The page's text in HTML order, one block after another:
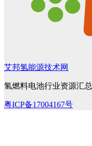
艾邦氢能源技术网
氢燃料电池行业资源汇总
粤ICP备17004167号